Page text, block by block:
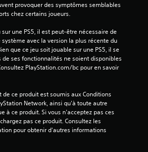
provoquer des symptômes semblables
chez certains joueurs.
sur une PS5, il est peut-être nécessaire de
avec la version la plus récente du
que ce jeu soit jouable sur une PS5, il se
de ses fonctionnalités ne soient disponibles
PlayStation.com/bc pour en savoir
de ce produit est soumis aux Conditions
Network, ainsi qu'à toute autre
à ce produit. Si vous n'acceptez pas ces
pas ce produit. Consultez les
pour obtenir d'autres informations